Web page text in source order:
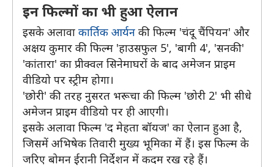
इन फिल्मों का भी हुआ ऐलान
इसके अलावा कार्तिक आर्यन की फिल्म 'चंदू चैंपियन' और
अक्षय कुमार की फिल्म 'हाउसफुल 5', 'बागी 4', 'सनकी'
'कांतारा' का प्रीक्वल सिनेमाघरों के बाद अमेजन प्राइम
वीडियो पर स्ट्रीम होगा।
'छोरी' की तरह नुसरत भरूचा की फिल्म 'छोरी 2' भी सीधे
अमेजन प्राइम वीडियो पर ही आएगी।
इसके अलावा फिल्म 'द मेहता बॉयज' का ऐलान हुआ है,
जिसमें अभिषेक तिवारी मुख्य भूमिका में हैं। इस फिल्म के
जरिए बोमन ईरानी निर्देशन में कदम रख रहे हैं।